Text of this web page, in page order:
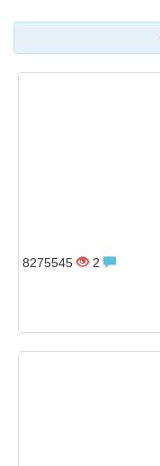
8275545